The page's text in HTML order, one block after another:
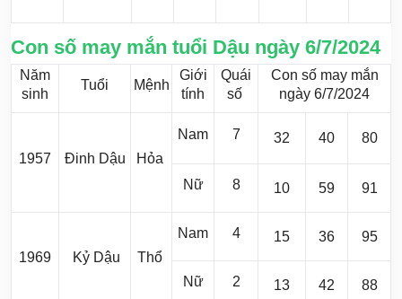
Con số may mắn tuổi Dậu ngày 6/7/2024
Năm
sinh
Tuổi Mệnh
Giới
tính
Quái
số
Con số may mắn
ngày 6/7/2024
1957 Đinh Dậu Hỏa
Nam 7 32 40 80
Nữ 8 10 59 91
1969 Kỷ Dậu Thổ
Nam 4 15 36 95
Nữ 2 13 42 88